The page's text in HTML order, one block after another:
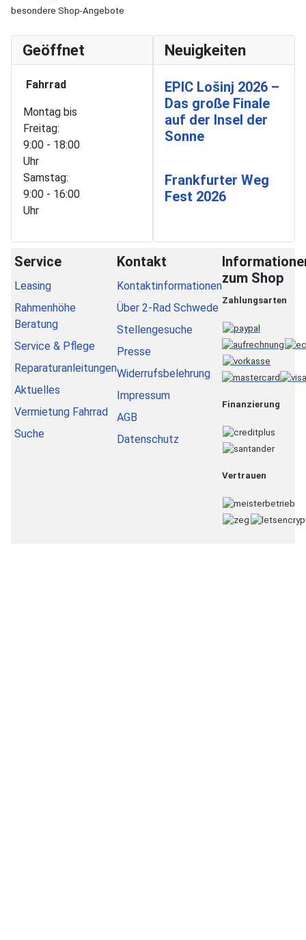
besondere Shop-Angebote
Geöffnet
Fahrrad
Montag bis
Freitag:
9:00 - 18:00
Uhr
Samstag:
9:00 - 16:00
Uhr
Neuigkeiten
EPIC Lošinj 2026 –
Das große Finale
auf der Insel der
Sonne
Frankfurter Weg
Fest 2026
Service
Leasing
Rahmenhöhe
Beratung
Service & Pflege
Reparaturanleitungen
Aktuelles
Vermietung Fahrrad
Suche
Kontakt
Kontaktinformationen
Über 2-Rad Schwede
Stellengesuche
Presse
Widerrufsbelehrung
Impressum
AGB
Datenschutz
zum Shop
Zahlungsarten
Finanzierung
Vertrauen